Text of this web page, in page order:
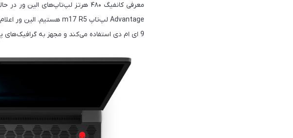
9 ای ام دی استفاده می‌کند و مجهز به گرافیک‌های پرقدرت سری Radeon RX 6000 است.